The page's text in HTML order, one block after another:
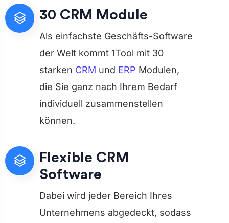
30 CRM Module
Als einfachste Geschäfts-Software
der Welt kommt 1Tool mit 30
starken CRM und ERP Modulen,
die Sie ganz nach Ihrem Bedarf
individuell zusammenstellen
können.
Flexible CRM
Software
Dabei wird jeder Bereich Ihres
Unternehmens abgedeckt, sodass